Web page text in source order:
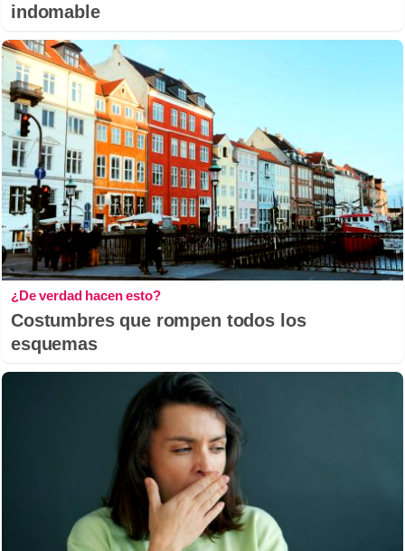
indomable
¿De verdad hacen esto?
Costumbres que rompen todos los
esquemas